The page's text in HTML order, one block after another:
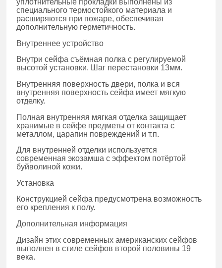
уплотнительные прокладки выполнены из
специального термостойкого материала и
расширяются при пожаре, обеспечивая
дополнительную герметичность.
Внутреннее устройство
Внутри сейфа съёмная полка с регулируемой
высотой установки. Шаг перестановки 13мм.
Внутренняя поверхность двери, полка и вся
внутренняя поверхность сейфа имеет мягкую
отделку.
Полная внутренняя мягкая отделка защищает
хранимые в сейфе предметы от контакта с
металлом, царапин повреждений и т.п.
Для внутренней отделки используется
современная экозамша с эффектом потёртой
буйволиной кожи.
Установка
Конструкцией сейфа предусмотрена возможность
его крепления к полу.
Дополнительная информация
Дизайн этих современных американских сейфов
выполнен в стиле сейфов второй половины 19
века.